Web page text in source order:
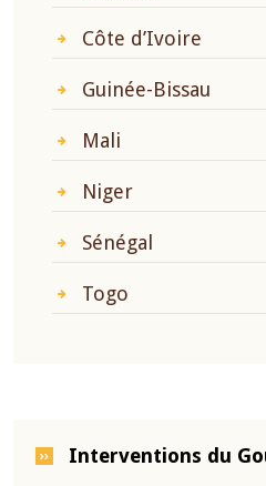
Côte d’Ivoire
Guinée-Bissau
Mali
Niger
Sénégal
Togo
Interventions du